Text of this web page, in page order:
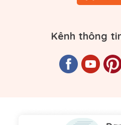
Kênh thông